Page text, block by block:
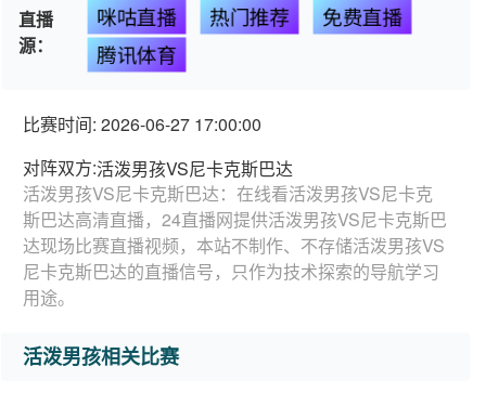
直播
源：
咪咕直播 热门推荐
免费直播
腾讯体育
比赛时间: 2026-06-27 17:00:00
对阵双方:活泼男孩VS尼卡克斯巴达
活泼男孩VS尼卡克斯巴达：在线看活泼男孩VS尼卡克
斯巴达高清直播，24直播网提供活泼男孩VS尼卡克斯巴
达现场比赛直播视频，本站不制作、不存储活泼男孩VS
尼卡克斯巴达的直播信号，只作为技术探索的导航学习
用途。
活泼男孩相关比赛